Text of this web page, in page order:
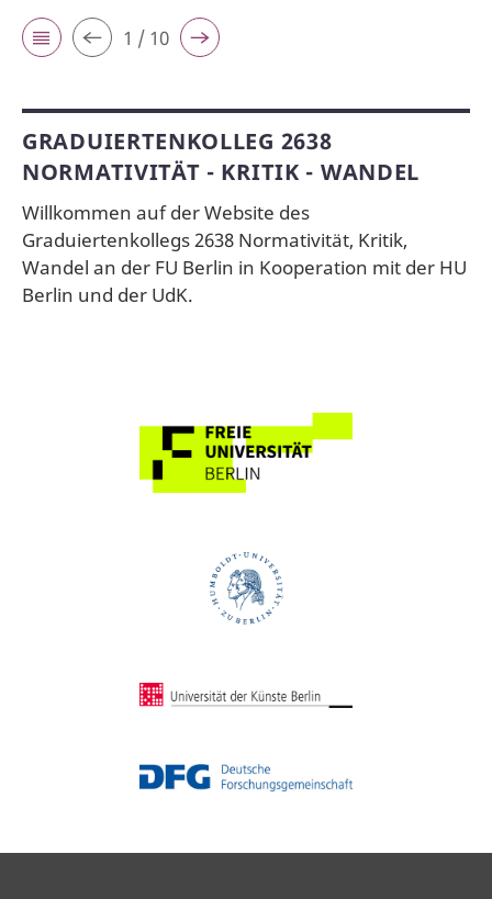
1 / 10
GRADUIERTENKOLLEG 2638
NORMATIVITÄT - KRITIK - WANDEL
Willkommen auf der Website des
Graduiertenkollegs 2638 Normativität, Kritik,
Wandel an der FU Berlin in Kooperation mit der HU
Berlin und der UdK.